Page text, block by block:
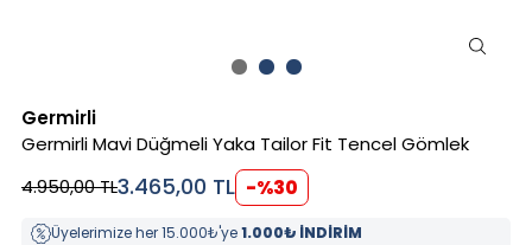
Germirli
Germirli Mavi Düğmeli Yaka Tailor Fit Tencel Gömlek
4.950,00TL3.465,00 TL -%30
Üyelerimize her 15.000₺'ye1.000₺ İNDİRİM